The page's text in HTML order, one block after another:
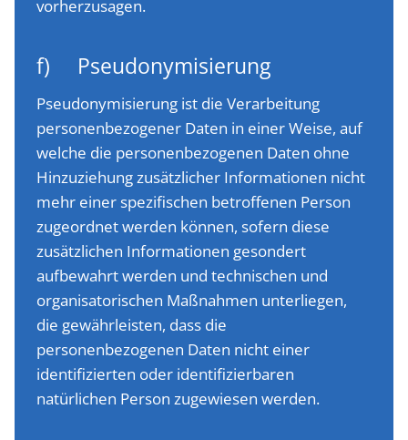
vorherzusagen.
f) Pseudonymisierung
Pseudonymisierung ist die Verarbeitung
personenbezogener Daten in einer Weise, auf
welche die personenbezogenen Daten ohne
Hinzuziehung zusätzlicher Informationen nicht
mehr einer spezifischen betroffenen Person
zugeordnet werden können, sofern diese
zusätzlichen Informationen gesondert
aufbewahrt werden und technischen und
organisatorischen Maßnahmen unterliegen,
die gewährleisten, dass die
personenbezogenen Daten nicht einer
identifizierten oder identifizierbaren
natürlichen Person zugewiesen werden.